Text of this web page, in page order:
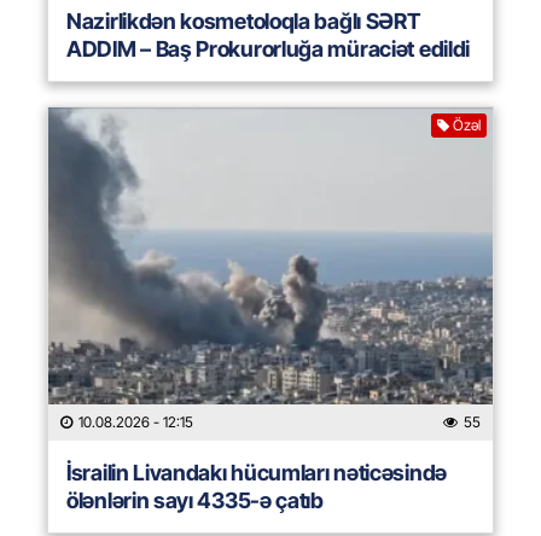
Nazirlikdən kosmetoloqla bağlı SƏRT
ADDIM – Baş Prokurorluğa müraciət edildi
Özəl
10.08.2026 - 12:15 55
İsrailin Livandakı hücumları nəticəsində
ölənlərin sayı 4335-ə çatıb